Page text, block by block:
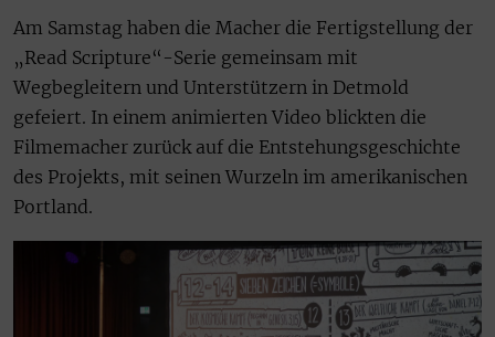
Am Samstag haben die Macher die Fertigstellung der
„Read Scripture“-Serie gemeinsam mit
Wegbegleitern und Unterstützern in Detmold
gefeiert. In einem animierten Video blickten die
Filmemacher zurück auf die Entstehungsgeschichte
des Projekts, mit seinen Wurzeln im amerikanischen
Portland.